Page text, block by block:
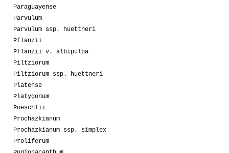
Paraguayense
Parvulum
Parvulum ssp. huettneri
Pflanzii
Pflanzii v. albipulpa
Piltziorum
Piltziorum ssp. huettneri
Platense
Platygonum
Poeschlii
Prochazkianum
Prochazkianum ssp. simplex
Proliferum